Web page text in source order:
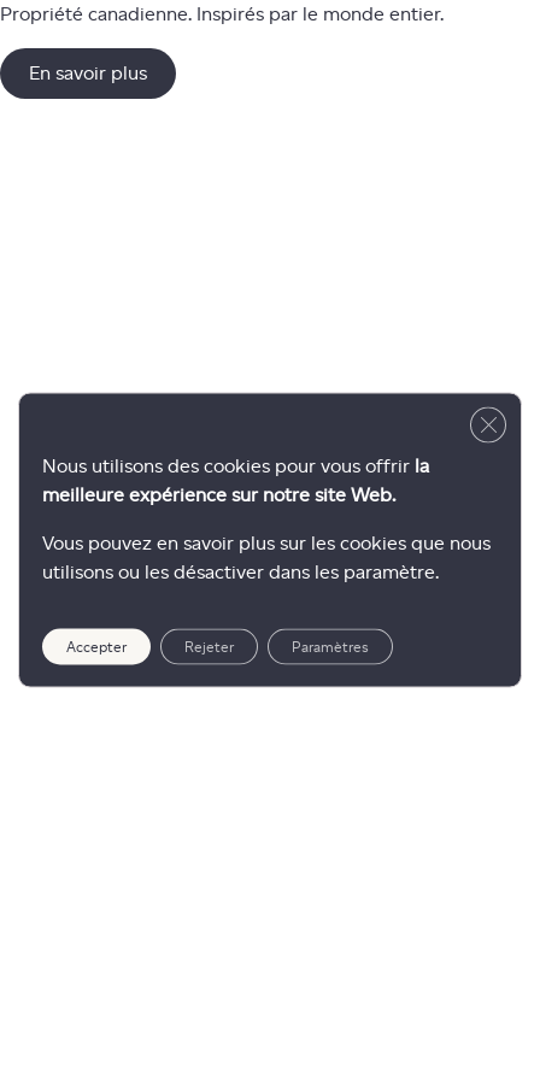
Propriété canadienne. Inspirés par le monde entier.
En savoir plus
Nous utilisons des cookies pour vous offrir la
meilleure expérience sur notre site Web.
Vous pouvez en savoir plus sur les cookies que nous
utilisons ou les désactiver dans les paramètre.
Accepter Rejeter Paramètres
Close